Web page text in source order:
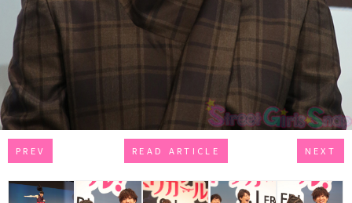
PREV READ ARTICLE NEXT